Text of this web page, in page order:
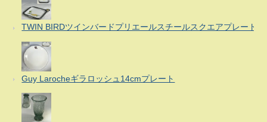
TWIN BIRDツインバードプリエールスチールスクエアプレート
Guy Larocheギラロッシュ14cmプレート